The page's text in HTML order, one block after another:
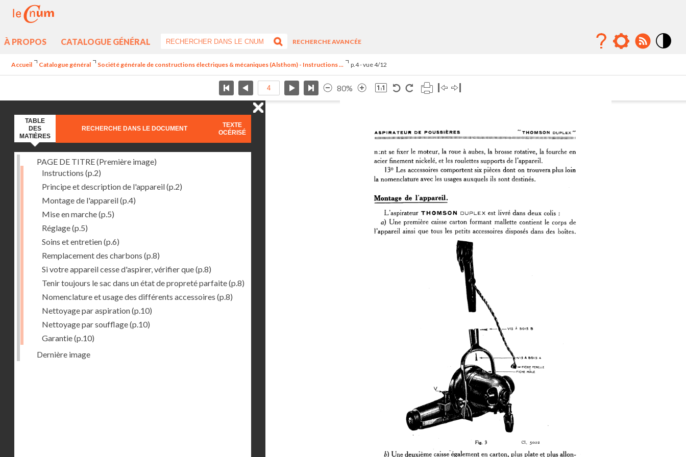
À PROPOS CATALOGUE GÉNÉRAL
RECHERCHE AVANCÉE
Accueil Catalogue général Société générale de constructions électriques & mécaniques (Alsthom) - Instructions ... p.4 - vue 4/12
80%
TABLE
DES
MATIÈRES
RECHERCHE DANS LE DOCUMENT
TEXTE
OCÉRISÉ
PAGE DE TITRE (Première image)
Instructions (p.2)
Principe et description de l'appareil(p.2)
Montage de l'appareil(p.4)
Mise en marche(p.5)
Réglage(p.5)
Soins et entretien(p.6)
Remplacement des charbons (p.8)
Si votre appareil cesse d'aspirer, vérifier que(p.8)
Tenir toujours le sac dans un état de propreté parfaite(p.8)
Nomenclature et usage des différents accessoires (p.8)
Nettoyage par aspiration(p.10)
Nettoyage par soufflage(p.10)
Garantie(p.10)
Dernière image